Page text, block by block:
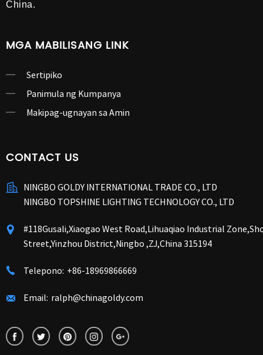
China.
MGA MABILISANG LINK
Sertipiko
Panimula ng Kumpanya
Makipag-ugnayan sa Amin
CONTACT US
NINGBO GOLDY INTERNATIONAL TRADE CO., LTD
NINGBO TOPSHINE LIGHTING TECHNOLOGY CO., LTD
#118Gusali,Xiaogao West Road,Lihuaqiao Industrial
Street,Yinzhou District,Ningbo ,ZJ,China 315194
Telepono: +86-18969866669
Email: ralph@chinagoldy.com